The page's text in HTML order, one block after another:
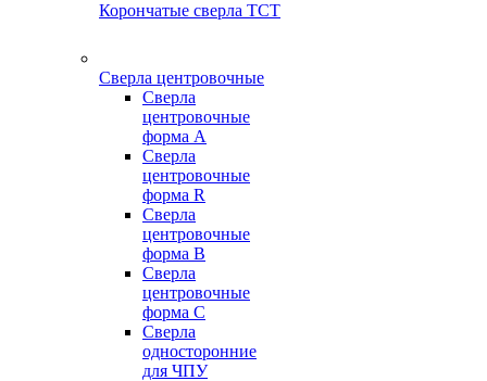
Корончатые сверла TCT
Сверла центровочные
Сверла
центровочные
форма A
Сверла
центровочные
форма R
Сверла
центровочные
форма B
Сверла
центровочные
форма C
Сверла
односторонние
для ЧПУ